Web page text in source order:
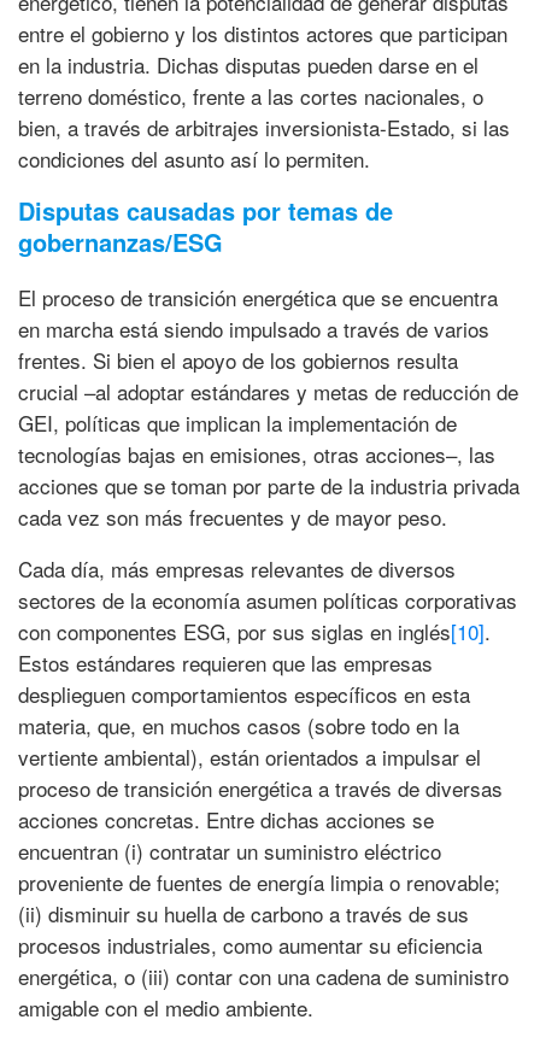
entre el gobierno y los distintos actores que participan
en la industria. Dichas disputas pueden darse en el
terreno doméstico, frente a las cortes nacionales, o
bien, a través de arbitrajes inversionista-Estado, si las
condiciones del asunto así lo permiten.
Disputas causadas por temas de
gobernanzas/ESG
El proceso de transición energética que se encuentra
en marcha está siendo impulsado a través de varios
frentes. Si bien el apoyo de los gobiernos resulta
crucial –al adoptar estándares y metas de reducción de
GEI, políticas que implican la implementación de
tecnologías bajas en emisiones, otras acciones–, las
acciones que se toman por parte de la industria privada
cada vez son más frecuentes y de mayor peso.
Cada día, más empresas relevantes de diversos
sectores de la economía asumen políticas corporativas
con componentes ESG, por sus siglas en inglés[10].
Estos estándares requieren que las empresas
desplieguen comportamientos específicos en esta
materia, que, en muchos casos (sobre todo en la
vertiente ambiental), están orientados a impulsar el
proceso de transición energética a través de diversas
acciones concretas. Entre dichas acciones se
encuentran (i) contratar un suministro eléctrico
proveniente de fuentes de energía limpia o renovable;
(ii) disminuir su huella de carbono a través de sus
procesos industriales, como aumentar su eficiencia
energética, o (iii) contar con una cadena de suministro
amigable con el medio ambiente.